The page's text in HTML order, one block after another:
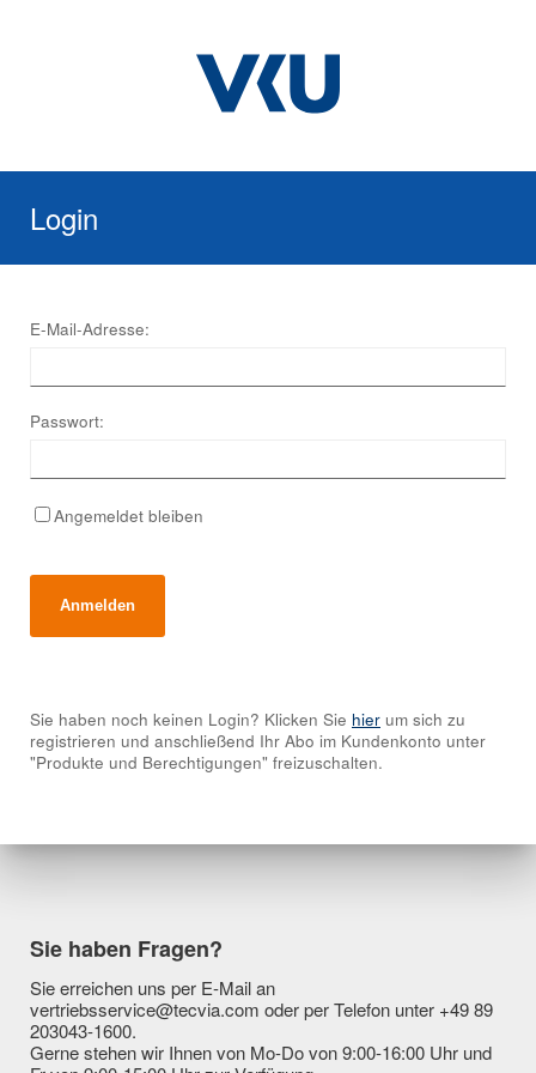
Login
E-Mail-Adresse:
Passwort:
Angemeldet bleiben
Sie haben noch keinen Login? Klicken Sie hier um sich zu
registrieren und anschließend Ihr Abo im Kundenkonto unter
"Produkte und Berechtigungen" freizuschalten.
Sie haben Fragen?
Sie erreichen uns per E-Mail an
vertriebsservice@tecvia.com oder per Telefon unter +49 89
203043-1600.
Gerne stehen wir Ihnen von Mo-Do von 9:00-16:00 Uhr und